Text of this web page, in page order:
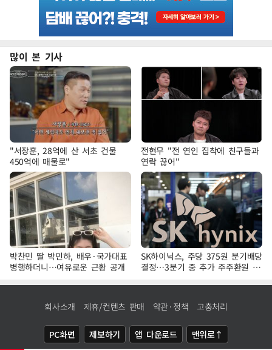
많이 본 기사
"서장훈, 28억에 산 서초 건물
450억에 매물로"
전현무 "전 연인 집착에 친구들과
연락 끊어"
박찬민 딸 박민하, 배우·국가대표
병행하더니…여유로운 근황 공개
SK하이닉스, 주당 375원 분기배당
결정…3분기 중 추가 주주환원 발
표
회사소개 제휴/컨텐츠 판매 약관·정책 고충처리
PC화면 제보하기 앱 다운로드 맨위로↑